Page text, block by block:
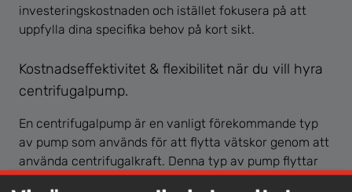
investeringskostnaden och istället fokusera på att
uppfylla dina specifika behov på kort sikt.
Kostnadseffektivitet & flexibilitet när du vill hyra
centrifugalpump.
En centrifugalpump är en vanligt förekommande typ
av pump som används för att flytta vätskor genom att
använda centrifugalkraft. Denna typ av pump flyttar
stora volymer på ett effektivt sätt och är konstruerad